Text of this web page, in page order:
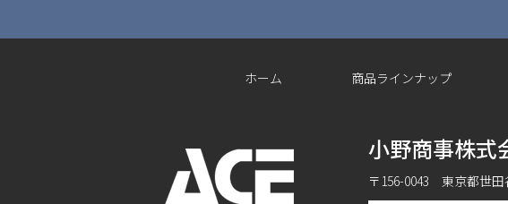
ホーム 商品ラインナップ
小野商事株式
〒156-0043 東京都世田